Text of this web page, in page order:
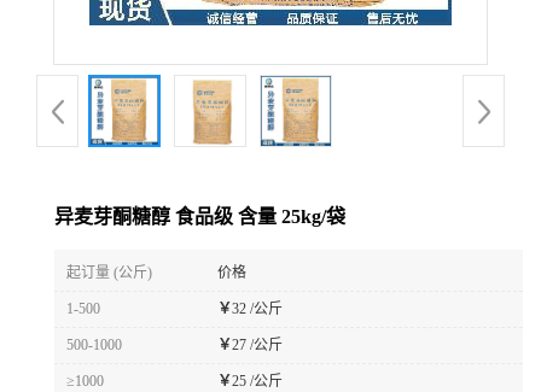
异麦芽酮糖醇 食品级 含量 25kg/袋
起订量 (公斤) 价格
1-500 ￥32 /公斤
500-1000 ￥27 /公斤
≥1000 ￥25 /公斤